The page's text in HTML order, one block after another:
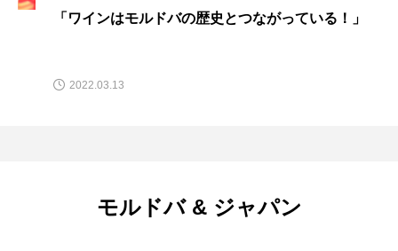
「ワインはモルドバの歴史とつながっている！」
2022.03.13
モルドバ & ジャパン